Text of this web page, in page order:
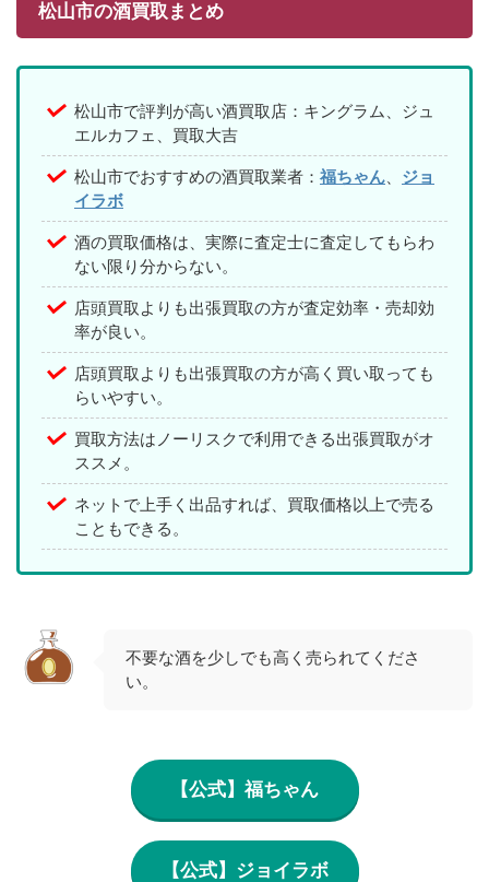
松山市の酒買取まとめ
松山市で評判が高い酒買取店：キングラム、ジュ
エルカフェ、買取大吉
松山市でおすすめの酒買取業者： 福ちゃん
ジョ
イラボ
酒の買取価格は、実際に査定士に査定してもらわ
ない限り分からない。
店頭買取よりも出張買取の方が査定効率・売却効
率が良い。
店頭買取よりも出張買取の方が高く買い取っても
らいやすい。
買取方法はノーリスクで利用できる出張買取がオ
ススメ。
ネットで上手く出品すれば、買取価格以上で売る
こともできる。
不要な酒を少しでも高く売られてくださ
い。
【公式】福ちゃん
【公式】ジョイラボ